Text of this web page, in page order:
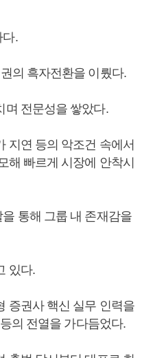
다.
의 흑자전환을 이뤘다.
며 전문성을 쌓았다.
지연 등의 악조건 속에서
해 빠르게 시장에 안착시
통해 그룹 내 존재감을
있다.
증권사 핵신 실무 인력을
의 전열을 가다듬었다.